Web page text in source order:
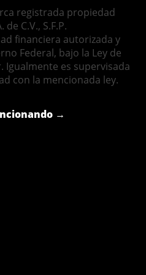
registrada propiedad
C.V., S.F.P.
financiera autorizada y
Federal, bajo la Ley de
es supervisada
con la mencionada ley.
→